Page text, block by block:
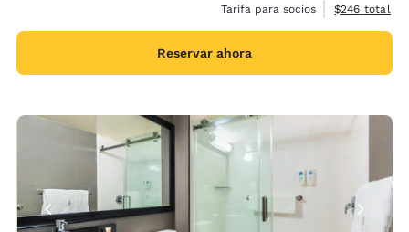
Tarifa para socios
Ver detalles
$246 total
Reservar ahora